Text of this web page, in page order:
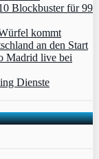
Blockbuster für 99
kommt
an den Start
Madrid live bei
Dienste